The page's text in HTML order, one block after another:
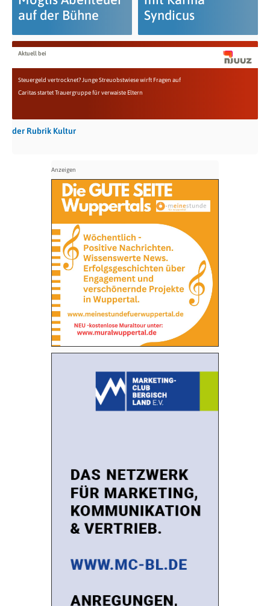
auf der Bühne
Syndicus
Aktuell bei
Steuergeld vertrocknet? Junge Streuobstwiese wirft Fragen auf
Caritas startet Trauergruppe für verwaiste Eltern
der Rubrik Kultur